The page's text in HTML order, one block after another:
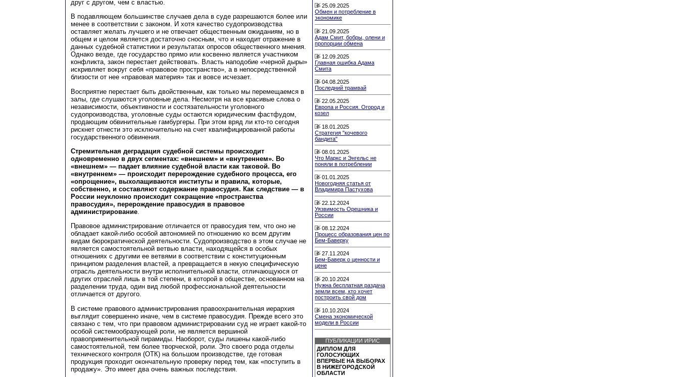
друг с другом, чем с властью.
В подавляющем большинстве случаев дела в суде разрешаются более или
менее в соответствии с законом. И хотя качество судопроизводства
оставляет желать лучшего и не отвечает общественным ожиданиям, но в
общем и целом является достаточно сносным, что и находит отражение в
данных судебной статистики и результатах опросов общественного мнения.
Однако везде, где государство прямо или косвенно является участником
конфликта, закон перестает действовать. Власть наподобие «черной дыры»
искривляет вокруг себя «правовое пространство», а в непосредственной
близости от нее «правовая материя» так и вовсе исчезает.
Восприятие перестает быть двойственным, как только мы перемещаемся в
залы, где слушаются уголовные дела. Несмотря на все красивые слова о
независимости, объективности и состязательности уголовного
судопроизводства, уголовные суды остаются юридическим фастфудом,
продающим обвинительные гамбургеры. При этом вряд ли кто-то сегодня
рискнет отнести это исключительно на счет квалифицированной работы
государственного обвинения.
Стремительная деградация судебной системы происходит
одновременно в двух сегментах: «внешнем» и «внутреннем». Во
«внешнем» — падает влияние судебной власти как таковой. Во
«внутреннем» — происходит перерождение судебного процесса, его
«опрощение», выхолащиваются институты и правила, которые,
собственно, и составляют содержание правосудия. Как следствие — в
России неуклонно происходит сокращение «пространства
правосудия», перерождение правосудия в правовое
администрирование
Правовое администрирование отличается от правосудия тем, что оно не
обладает какой-либо особой автономией по отношению ко всем другим
видам бюрократической деятельности. Судопроизводство в этом случае не
является самостоятельной ветвью власти, находящейся в особых
отношениях с другими ее ветвями в соответствии с конституционным
принципом разделения властей, а превращается в некую специфическую
отрасль деятельности внутри исполнительной власти, отличающуюся от
других отраслей лишь в той степени, в которой в обществе, основанном на
разделении труда, один вид любой профессиональной деятельности
отличается от другого.
В системе правового администрирования правоохранительная иерархия
выглядит совершенно иначе, чем в системе правосудия. Прежде всего это
связано с тем, что при правовом администрировании суд не играет какой-то
особой системообразующей роли, не является вершиной
правоприменительной пирамиды. Наоборот, суды лишены какой-либо
самостоятельной, тем более творческой, роли. Это своего рода отделы
технического контроля (ОТК) на большом производстве, где готовая
продукция проходит окончательную проверку перед тем, как «поступить в
продажу». Это имеет два очень важных последствия.
25.09.2025
Обмен и потребление в
экономике
21.09.2025
Адам Смит, бобры, олени и
пропорции обмена
12.09.2025
Главная ошибка Адама
Смита
04.08.2025
Последний трамвай
22.05.2025
Европа и Россия. Огород и
козел
18.01.2025
Стратегия "кочевого
бандита"
08.01.2025
Что Маркс и Энгельс не
поняли в потреблении
01.01.2025
Новогодняя статья от
Владимира Пастухова
22.12.2024
Уязвимость Орешника и
России
08.12.2024
Процесс образования цен по
Бем-Баверку
27.11.2024
Бем-Баверк о ценности и
цене
20.10.2024
Нужна бесплатная раздача
земли всем, кто хочет
построить свой дом
10.10.2024
Смена экономической
модели в России
ПУБЛИКАЦИИ ИРИС
ДИПЛОМ ДЛЯ
ГОЛОСУЮЩИХ
ВПЕРВЫЕ НА ВЫБОРАХ
В НИЖЕГОРОДСКОЙ
ОБЛАСТИ